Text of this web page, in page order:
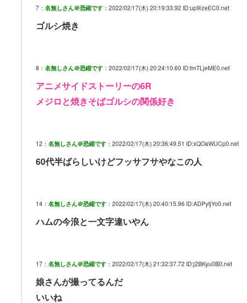
7： 名無しさん＠恐縮です ：2022/02/17(木) 20:19:33.92 ID:up9izeEC0.net
ゴルシ焼き
8： 名無しさん＠恐縮です ：2022/02/17(木) 20:24:10.60 ID:tmTLjeME0.net
アニメサイドストーリーの6R
メジロと焼きそばゴルシの関係好き
12： 名無しさん＠恐縮です ：2022/02/17(木) 20:36:49.51 ID:xQOaWUCp0.net
60代半ばらしいけどフッサフサやなこの人
14： 名無しさん＠恐縮です ：2022/02/17(木) 20:40:15.96 ID:ADPytjYo0.net
ハムの今浪と一文字違いやん
17： 名無しさん＠恐縮です ：2022/02/17(木) 21:32:37.72 ID:j2BKyu0B0.net
娘さんが撮ってるんだ
いいね